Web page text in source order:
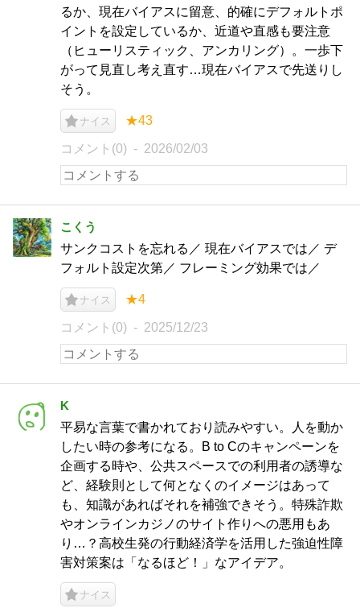
るか、現在バイアスに留意、的確にデフォルトポ
イントを設定しているか、近道や直感も要注意
（ヒューリスティック、アンカリング）。一歩下
がって見直し考え直す…現在バイアスで先送りし
そう。
ナイス ★43
コメント(0) 2026/02/03
こくう
サンクコストを忘れる／ 現在バイアスでは／ デ
フォルト設定次第／ フレーミング効果では／
ナイス ★4
コメント(0) 2025/12/23
K
平易な言葉で書かれており読みやすい。人を動か
したい時の参考になる。B to Cのキャンペーンを
企画する時や、公共スペースでの利用者の誘導な
ど、経験則として何となくのイメージはあって
も、知識があればそれを補強できそう。特殊詐欺
やオンラインカジノのサイト作りへの悪用もあ
り…？高校生発の行動経済学を活用した強迫性障
害対策案は「なるほど！」なアイデア。
ナイス